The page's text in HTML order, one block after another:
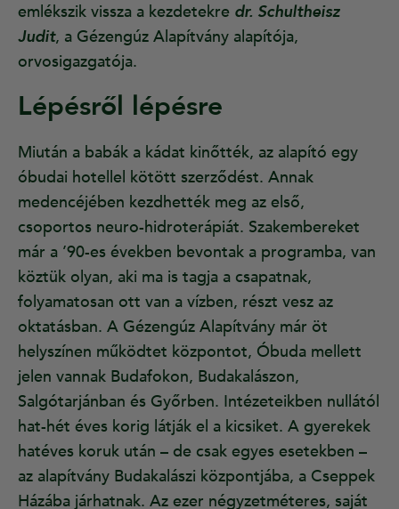
emlékszik vissza a kezdetekre dr. Schultheisz
Judit, a Gézengúz Alapítvány alapítója,
orvosigazgatója.
Lépésről lépésre
Miután a babák a kádat kinőtték, az alapító egy
óbudai hotellel kötött szerződést. Annak
medencéjében kezdhették meg az első,
csoportos neuro-hidroterápiát. Szakembereket
már a ’90-es években bevontak a programba, van
köztük olyan, aki ma is tagja a csapatnak,
folyamatosan ott van a vízben, részt vesz az
oktatásban. A Gézengúz Alapítvány már öt
helyszínen működtet központot, Óbuda mellett
jelen vannak Budafokon, Budakalászon,
Salgótarjánban és Győrben. Intézeteikben nullától
hat-hét éves korig látják el a kicsiket. A gyerekek
hatéves koruk után – de csak egyes esetekben –
az alapítvány Budakalászi központjába, a Cseppek
Házába járhatnak. Az ezer négyzetméteres, saját